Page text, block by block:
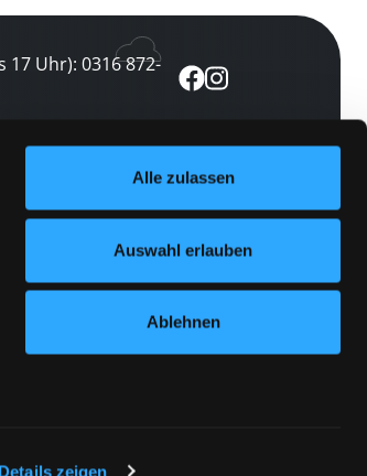
Details zeigen
Alle zulassen
Auswahl erlauben
Ablehnen
17 Uhr): 0316 872-
abonnieren
verpassen